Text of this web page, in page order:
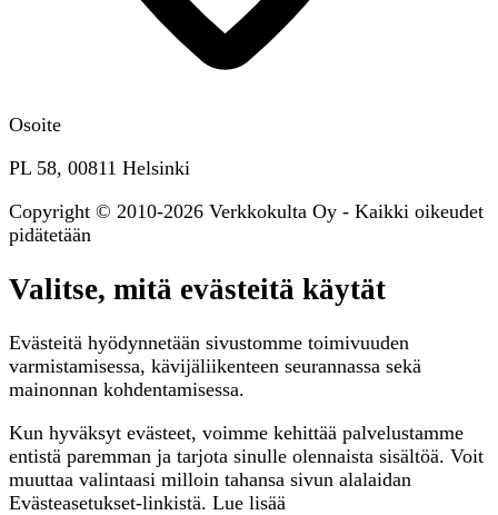
Osoite
PL 58, 00811 Helsinki
Copyright © 2010-2026 Verkkokulta Oy - Kaikki oikeudet
pidätetään
Valitse, mitä evästeitä käytät
Evästeitä hyödynnetään sivustomme toimivuuden
varmistamisessa, kävijäliikenteen seurannassa sekä
mainonnan kohdentamisessa.
Kun hyväksyt evästeet, voimme kehittää palvelustamme
entistä paremman ja tarjota sinulle olennaista sisältöä. Voit
muuttaa valintaasi milloin tahansa sivun alalaidan
Evästeasetukset-linkistä. Lue lisää